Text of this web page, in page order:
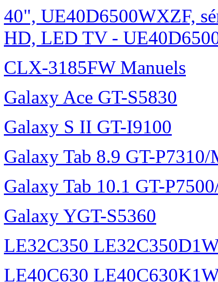
40", UE40D6500WXZF,
HD, LED TV -
CLX-3185FW Manuels
Galaxy Ace GT-S5830
Galaxy S II GT-I9100
Galaxy Tab 8.9 GT-P7310/
Galaxy Tab 10.1 GT-
Galaxy YGT-S5360
LE32C350
LE40C630